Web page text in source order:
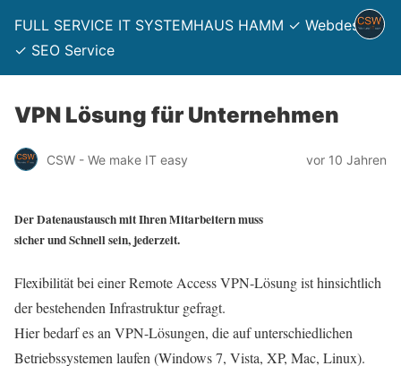
FULL SERVICE IT SYSTEMHAUS HAMM ✓ Webdesign
✓ SEO Service
VPN Lösung für Unternehmen
CSW - We make IT easy vor 10 Jahren
Der Datenaustausch mit Ihren Mitarbeitern muss
sicher und Schnell sein, jederzeit.
Flexibilität bei einer Remote Access VPN-Lösung ist hinsichtlich
der bestehenden Infrastruktur gefragt.
Hier bedarf es an VPN-Lösungen, die auf unterschiedlichen
Betriebssystemen laufen (Windows 7, Vista, XP, Mac, Linux).